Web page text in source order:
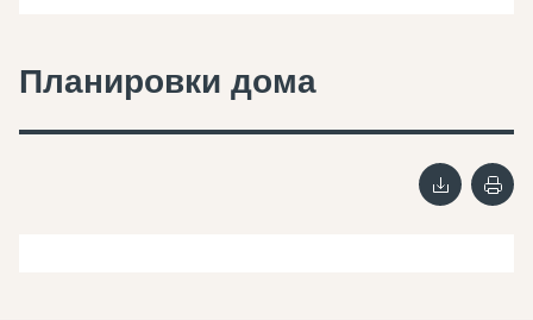
Планировки дома